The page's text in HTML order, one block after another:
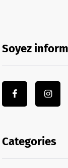
Soyez
Categories